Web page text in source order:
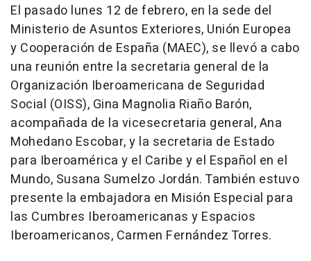
El pasado lunes 12 de febrero, en la sede del
Ministerio de Asuntos Exteriores, Unión Europea
y Cooperación de España (MAEC), se llevó a cabo
una reunión entre la secretaria general de la
Organización Iberoamericana de Seguridad
Social (OISS), Gina Magnolia Riaño Barón,
acompañada de la vicesecretaria general, Ana
Mohedano Escobar, y la secretaria de Estado
para Iberoamérica y el Caribe y el Español en el
Mundo, Susana Sumelzo Jordán. También estuvo
presente la embajadora en Misión Especial para
las Cumbres Iberoamericanas y Espacios
Iberoamericanos, Carmen Fernández Torres.